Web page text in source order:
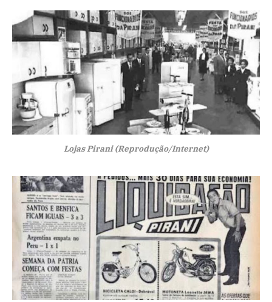
Lojas Pirani (Reprodução/Internet)